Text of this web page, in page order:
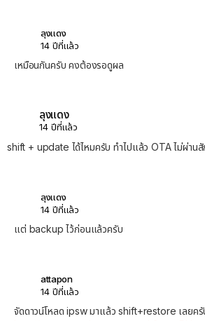
ลุงแดง
14 ปีที่แล้ว
เหมือนกันครับ คงต้องรอดูผล
ลุงแดง
14 ปีที่แล้ว
shift + update ได้ไหมครับ ทำไปแล้ว OTA ไม่ผ่านสั
ลุงแดง
14 ปีที่แล้ว
แต่ backup ไว้ก่อนแล้วครับ
attapon
14 ปีที่แล้ว
จัดดาวน์โหลด ipsw มาแล้ว shift+restore เลยค